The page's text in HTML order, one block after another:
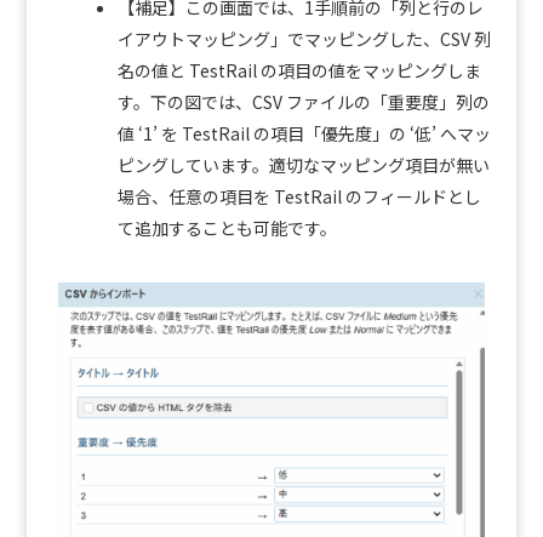
【補足】この画面では、1手順前の「列と行のレ
イアウトマッピング」でマッピングした、CSV 列
名の値と TestRail の項目の値をマッピングしま
す。下の図では、CSV ファイルの「重要度」列の
値 ‘1’ を TestRail の項目「優先度」の ‘低’ へマッ
ピングしています。適切なマッピング項目が無い
場合、任意の項目を TestRail のフィールドとし
て追加することも可能です。